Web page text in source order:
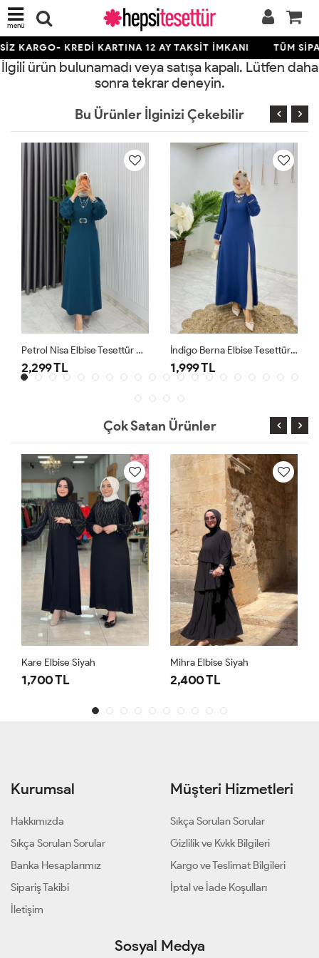
menü
KARGO- KREDİ KARTINA 12 AY TAKSİT İMKANI TÜM
İlgili ürün bulunamadı veya satışa kapalı. Lütfen daha
sonra tekrar deneyin.
Bu Ürünler İlginizi Çekebilir
Petrol Nisa Elbise Tesettür Giyim
2,299 TL
İndigo Berna Elbise Tesettür Giyim
1,999 TL
Çok Satan Ürünler
Kare Elbise Siyah
1,700 TL
Mihra Elbise Siyah
2,400 TL
Kurumsal
Hakkımızda
Sıkça Sorulan Sorular
Banka Hesaplarımız
Sipariş Takibi
İletişim
Müşteri Hizmetleri
Sıkça Sorulan Sorular
Gizlilik ve Kvkk Bilgileri
Kargo ve Teslimat Bilgileri
İptal ve İade Koşulları
Sosyal Medya